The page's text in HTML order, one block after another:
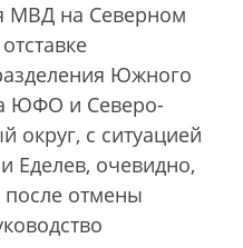
МВД на Северном
Южного
ЮФО и Северо-
округ, с ситуацией
Еделев, очевидно,
после отмены